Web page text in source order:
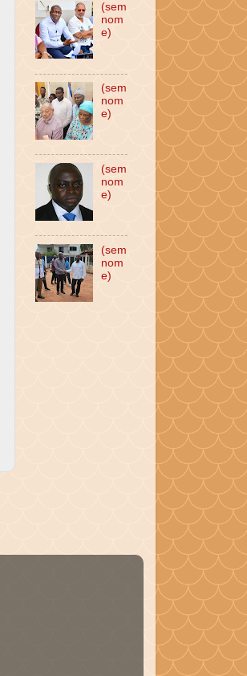
(sem
nom
e)
(sem
nom
e)
(sem
nom
e)
(sem
nom
e)